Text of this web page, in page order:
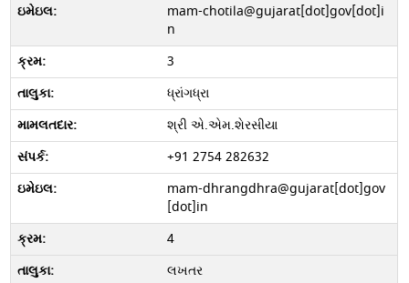
mam-chotila@gujarat[dot]gov[dot]i
n
3
ધ્રાંગધ્રા
શ્રી એ.એમ.શેરસીયા
+91 2754 282632
mam-dhrangdhra@gujarat[dot]gov
[dot]in
4
લખતર